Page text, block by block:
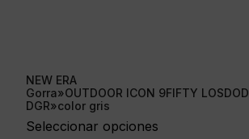
NEW ERA
Gorra»OUTDOOR ICON 9FIFTY LOSDOD
DGR»color gris
Seleccionar opciones